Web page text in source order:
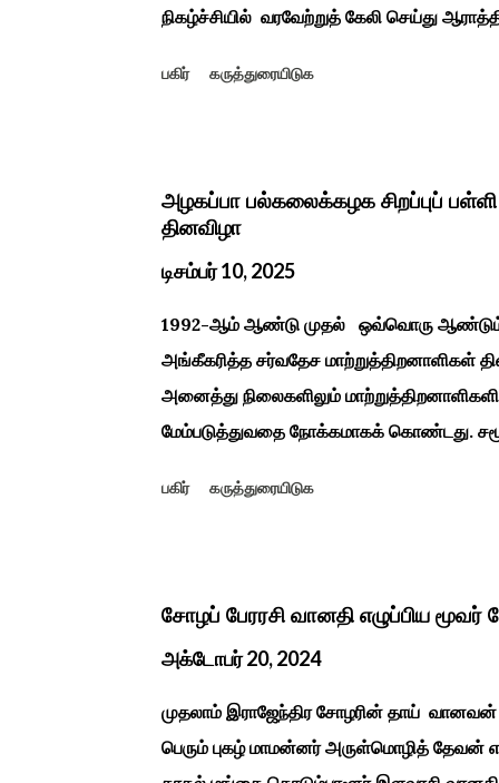
நிகழ்ச்சியில் வரவேற்றுத் கேலி செய்து
காலத்தால் மறைந்தும் காலச்சுவட்டில்
வேறுபடுடன் தான் இருக்கும்.அப்படி
மாப்பிள்ளைக்கு ஆராத்தி எடுத்துள்ளனர்.
பொங்க பாடிய வரிகளை வைத்து அவர்கள்
பகிர் கருத்துரையிடுக
அழகப்பா பல்கலைக்கழக சிறப்புப்
தினவிழா
டிசம்பர் 10, 2025
1992-ஆம் ஆண்டு முதல் ஒவ்வொரு ஆண்டும்
அங்கீகரித்த சர்வதேச மாற்றுத்திறனாளிகள்
அனைத்து நிலைகளிலும்
மேம்படுத்துவதை நோக்கமாகக் கொண்டது.
வளர்ச்சியை ஊக்குவித்தல். இந்த நாளில்
டாக்டர் அழகப்பா கல்வி அறிவியல் நிறுவனம் ,
மாற்றுத் திறனாளிகளுக்கான மல்டிமோடல்
பகிர் கருத்துரையிடுக
சோழப் பேரரசி வானதி எழுப்பிய மூவர்
அக்டோபர் 20, 2024
முதலாம் இராஜேந்திர சோழரின் தாய் வானவன்
பெரும் புகழ் மாமன்னர் அருள்மொழித் தேவன்